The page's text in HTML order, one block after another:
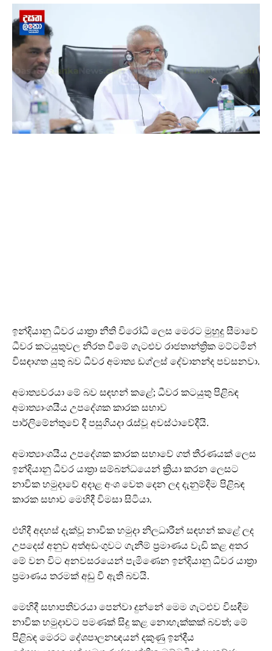
ඉන්දියානු ධීවර යාත්‍රා නීති විරෝධී ලෙස මෙරට මුහුදු සීමාවේ
ධීවර කටයුතුවල නිරත වීමේ ගැටළුව රාජතාන්ත්‍රික මට්ටමින්
විසඳාගත යුතු බව ධීවර අමාත්‍ය ඩග්ලස් දේවානන්ද පවසනවා.
අමාත්‍යවරයා මේ බව සඳහන් කළේ; ධීවර කටයුතු පිළිබඳ
අමාත්‍යාංශයීය උපදේශක කාරක සභාව
පාර්ලිමේන්තුවේ දී පසුගියදා රැස්වූ අවස්ථාවේදීයි.
අමාත්‍යාංශයීය උපදේශක කාරක සභාවේ ගත් තීරණයක් ලෙස
ඉන්දියානු ධීවර යාත්‍රා සම්බන්ධයෙන් ක්‍රියා කරන ලෙසට
නාවික හමුදාවේ අදාළ අංශ වෙත දෙන ලද දැනුම්දීම පිළිබඳ
කාරක සභාව මෙහිදී විමසා සිටියා.
එහිදී අදහස් දැක්වූ නාවික හමුදා නිලධාරීන් සඳහන් කළේ ලද
උපදෙස් අනුව අත්අඩංගුවට ගැනීම් ප්‍රමාණය වැඩි කළ අතර
මේ වන විට අනවසරයෙන් පැමිණෙන ඉන්දියානු ධීවර යාත්‍රා
ප්‍රමාණය තරමක් අඩු වී ඇති බවයි.
මෙහිදී සභාපතිවරයා පෙන්වා දුන්නේ මෙම ගැටළුව විසඳීම
නාවික හමුදාවට පමණක් සිදු කළ නොහැක්කක් බවත්; මේ
පිළිබඳ මෙරට දේශපාලනඥයන් දකුණු ඉන්දීය